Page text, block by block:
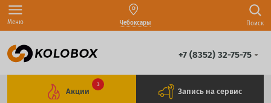
Меню Чебоксары Поиск
+7 (8352) 32-75-75
Акции
3
Запись на сервис